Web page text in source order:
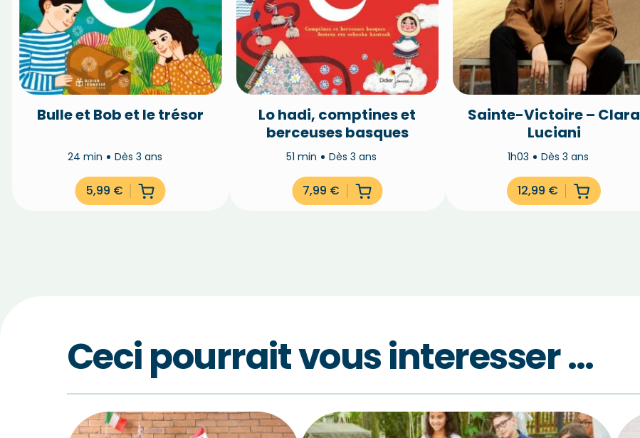
Bulle et Bob et le trésor
24 min Dès 3 ans
5,99 €
Lo hadi, comptines et
berceuses basques
51 min Dès 3 ans
7,99 €
Sainte-Victoire – Clara
Luciani
1h03 Dès 3 ans
12,99 €
Ceci pourrait vous interesser …